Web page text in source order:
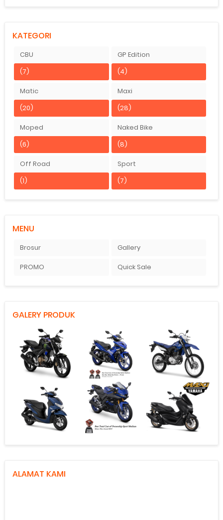
KATEGORI
CBU
(7)
GP Edition
(4)
Matic
(20)
Maxi
(28)
Moped
(6)
Naked Bike
(8)
Off Road
(1)
Sport
(7)
MENU
Brosur Gallery
PROMO Quick Sale
GALERY PRODUK
ALAMAT KAMI